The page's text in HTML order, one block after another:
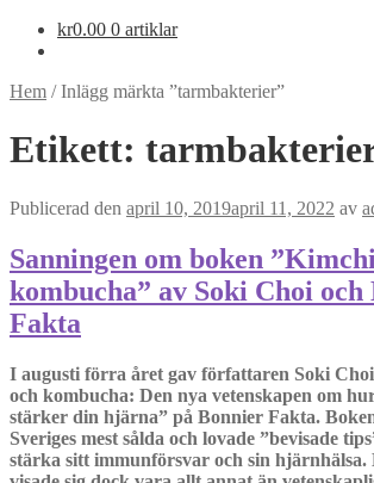
kr0.00 0 artiklar
Hem /Inlägg märkta ”tarmbakterier”
Etikett:
Publicerad den april 10, 2019april 11, 2022 av
Sanningen om boken
kombucha” av Soki Choi
Fakta
I augusti förra året gav författaren Soki
och kombucha: Den nya vetenskapen om
stärker din hjärna” på Bonnier Fakta.
Sveriges mest sålda och lovade ”bevisade
stärka sitt immunförsvar och sin hjärnhälsa.